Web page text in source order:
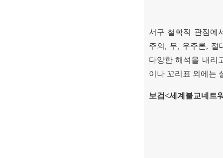
서구 철학적 관점에
주의 , 무, 우주론, 절
다양한 해석을 내리
이나 꼬리표 외에는
보검<세계불교네트